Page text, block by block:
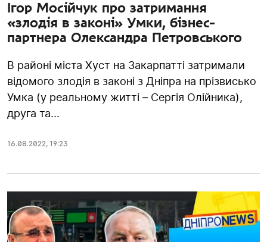
Ігор Мосійчук про затримання
«злодія в законі» Умки, бізнес-
партнера Олександра Петровського
В районі міста Хуст на Закарпатті затримали
відомого злодія в законі з Дніпра на прізвисько
Умка (у реальному житті – Сергія Олійника),
друга та...
16.08.2022, 19:23